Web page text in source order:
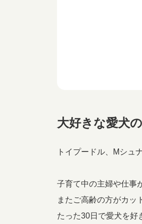
大好きな愛犬
トイプードル、Mシュ
子育て中の主婦や仕事
またご高齢の方がカッ
たった30日で愛犬を好